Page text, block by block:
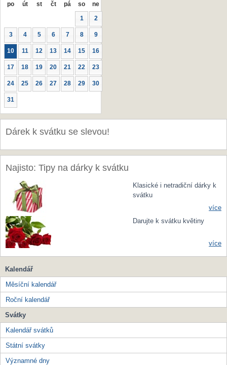
po út st čt pá so ne
1 2
3 4 5 6 7 8 9
10 11 12 13 14 15 16
17 18 19 20 21 22 23
24 25 26 27 28 29 30
31
Dárek k svátku se slevou!
Najisto: Tipy na dárky k svátku
Klasické i netradiční dárky k
svátku
více
Darujte k svátku květiny
více
Kalendář
Měsíční kalendář
Roční kalendář
Svátky
Kalendář svátků
Státní svátky
Významné dny